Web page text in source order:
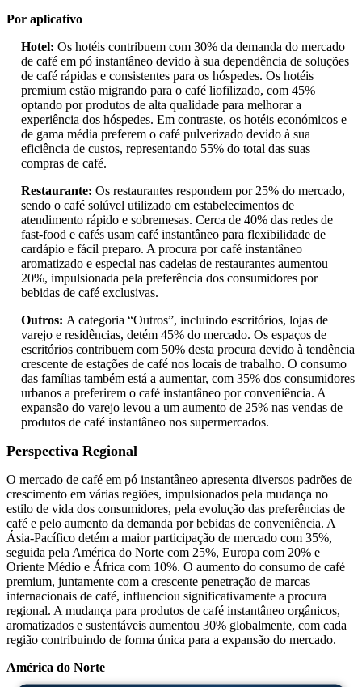
Por aplicativo
Hotel: Os hotéis contribuem com 30% da demanda do mercado
de café em pó instantâneo devido à sua dependência de soluções
de café rápidas e consistentes para os hóspedes. Os hotéis
premium estão migrando para o café liofilizado, com 45%
optando por produtos de alta qualidade para melhorar a
experiência dos hóspedes. Em contraste, os hotéis económicos e
de gama média preferem o café pulverizado devido à sua
eficiência de custos, representando 55% do total das suas
compras de café.
Restaurante: Os restaurantes respondem por 25% do mercado,
sendo o café solúvel utilizado em estabelecimentos de
atendimento rápido e sobremesas. Cerca de 40% das redes de
fast-food e cafés usam café instantâneo para flexibilidade de
cardápio e fácil preparo. A procura por café instantâneo
aromatizado e especial nas cadeias de restaurantes aumentou
20%, impulsionada pela preferência dos consumidores por
bebidas de café exclusivas.
Outros: A categoria “Outros”, incluindo escritórios, lojas de
varejo e residências, detém 45% do mercado. Os espaços de
escritórios contribuem com 50% desta procura devido à tendência
crescente de estações de café nos locais de trabalho. O consumo
das famílias também está a aumentar, com 35% dos consumidores
urbanos a preferirem o café instantâneo por conveniência. A
expansão do varejo levou a um aumento de 25% nas vendas de
produtos de café instantâneo nos supermercados.
Perspectiva Regional
O mercado de café em pó instantâneo apresenta diversos padrões de
crescimento em várias regiões, impulsionados pela mudança no
estilo de vida dos consumidores, pela evolução das preferências de
café e pelo aumento da demanda por bebidas de conveniência. A
Ásia-Pacífico detém a maior participação de mercado com 35%,
seguida pela América do Norte com 25%, Europa com 20% e
Oriente Médio e África com 10%. O aumento do consumo de café
premium, juntamente com a crescente penetração de marcas
internacionais de café, influenciou significativamente a procura
regional. A mudança para produtos de café instantâneo orgânicos,
aromatizados e sustentáveis ​​aumentou 30% globalmente, com cada
região contribuindo de forma única para a expansão do mercado.
América do Norte